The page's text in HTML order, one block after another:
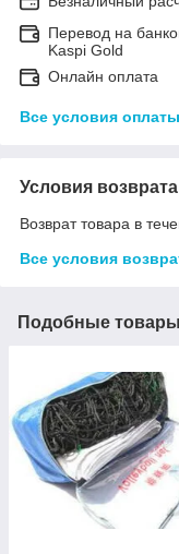
Перевод на
Kaspi Gold
Онлайн оплата
Все условия оплаты
Условия возврата
Возврат товара в
Все условия
Подобные